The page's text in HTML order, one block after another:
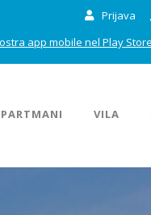
Prijava
app mobile nel Play
VILA